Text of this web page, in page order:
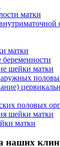
матки
матки
беременности
шейки матки
половых
шейки матки
матки
наших